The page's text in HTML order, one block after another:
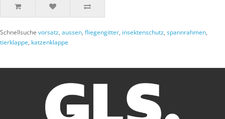
Schnellsuche vorsatz, aussen, fliegengitter, insektenschutz, spannrahmen,
tierklappe, katzenklappe